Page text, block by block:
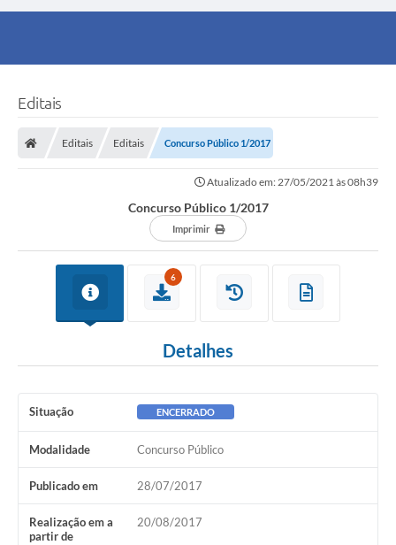
Editais
Editais Editais Concurso Público 1/2017
Atualizado em: 27/05/2021 às 08h39
Concurso Público 1/2017
Imprimir
6
Detalhes
Situação ENCERRADO
Modalidade Concurso Público
Publicado em 28/07/2017
Realização em a
partir de
20/08/2017